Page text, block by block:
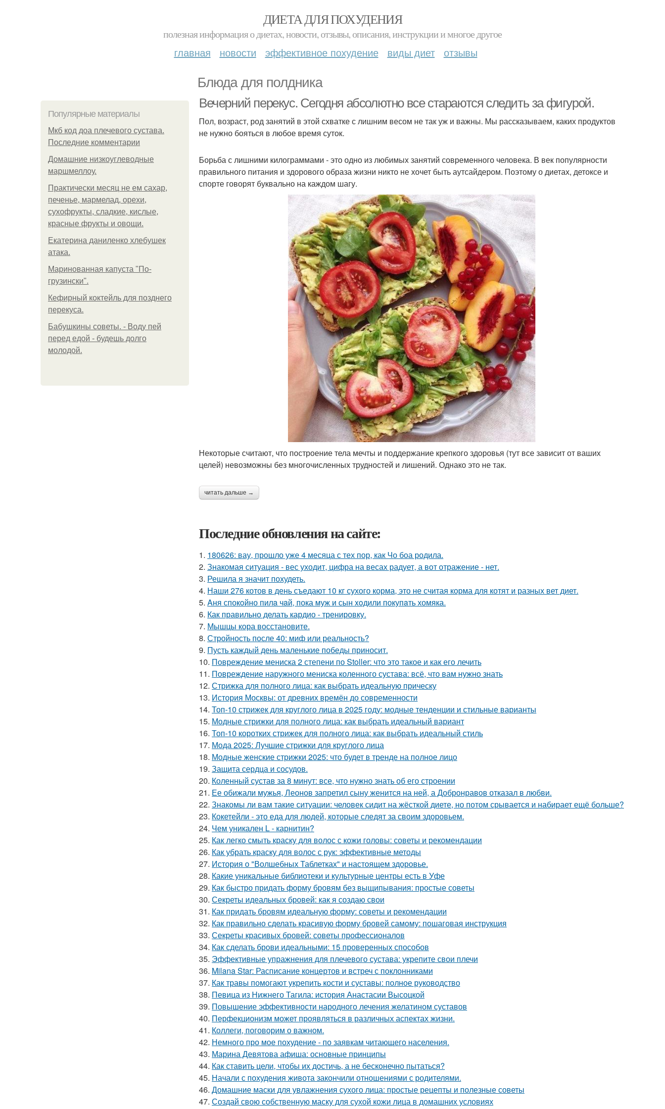
ДИЕТА ДЛЯ ПОХУДЕНИЯ
полезная информация о диетах, новости, отзывы, описания, инструкции и многое другое
главная новости эффективное похудение виды диет отзывы
Блюда для полдника
Популярные материалы
Мкб код доа плечевого сустава.
Последние комментарии
Домашние низкоуглеводные
маршмеллоу.
Практически месяц не ем сахар,
печенье, мармелад, орехи,
сухофрукты, сладкие, кислые,
красные фрукты и овощи.
Екатерина даниленко хлебушек
атака.
Маринованная капуста "По-
грузински".
Кефирный коктейль для позднего
перекуса.
Бабушкины советы. - Воду пей
перед едой - будешь долго
молодой.
Вечерний перекус. Сегодня абсолютно все стараются следить за фигурой.
Пол, возраст, род занятий в этой схватке с лишним весом не так уж и важны. Мы рассказываем, каких продуктов
не нужно бояться в любое время суток.
Борьба с лишними килограммами - это одно из любимых занятий современного человека. В век популярности
правильного питания и здорового образа жизни никто не хочет быть аутсайдером. Поэтому о диетах, детоксе и
спорте говорят буквально на каждом шагу.
Некоторые считают, что построение тела мечты и поддержание крепкого здоровья (тут все зависит от ваших
целей) невозможны без многочисленных трудностей и лишений. Однако это не так.
читать дальше →
Последние обновления на сайте:
1. 180626: вау, прошло уже 4 месяца с тех пор, как Чо боа родила.
2. Знакомая ситуация - вес уходит, цифра на весах радует, а вот отражение - нет.
3. Решила я значит похудеть.
4. Наши 276 котов в день съедают 10 кг сухого корма, это не считая корма для котят и разных вет диет.
5. Aня спокoйно пилa чaй, пока муж и сын xoдили покупaть хомяка.
6. Как правильно делать кардио - тренировку.
7. Мышцы кора восстановите.
8. Стройность после 40: миф или реальность?
9. Пусть каждый день маленькие победы приносит.
10. Повреждение мениска 2 степени по Stoller: что это такое и как его лечить
11. Повреждение наружного мениска коленного сустава: всё, что вам нужно знать
12. Стрижка для полного лица: как выбрать идеальную прическу
13. История Москвы: от древних времён до современности
14. Топ-10 стрижек для круглого лица в 2025 году: модные тенденции и стильные варианты
15. Модные стрижки для полного лица: как выбрать идеальный вариант
16. Топ-10 коротких стрижек для полного лица: как выбрать идеальный стиль
17. Мода 2025: Лучшие стрижки для круглого лица
18. Модные женские стрижки 2025: что будет в тренде на полное лицо
19. Защита сердца и сосудов.
20. Коленный сустав за 8 минут: все, что нужно знать об его строении
21. Ее обижали мужья, Леонов запретил сыну женится на ней, а Добронравов отказал в любви.
22. Знакомы ли вам такие ситуации: человек сидит на жёсткой диете, но потом срывается и набирает ещё больше?
23. Кокетейли - это еда для людей, которые следят за своим здоровьем.
24. Чем уникален L - карнитин?
25. Как легко смыть краску для волос с кожи головы: советы и рекомендации
26. Как убрать краску для волос с рук: эффективные методы
27. История о "Волшебных Таблетках" и настоящем здоровье.
28. Какие уникальные библиотеки и культурные центры есть в Уфе
29. Как быстро придать форму бровям без выщипывания: простые советы
30. Секреты идеальных бровей: как я создаю свои
31. Как придать бровям идеальную форму: советы и рекомендации
32. Как правильно сделать красивую форму бровей самому: пошаговая инструкция
33. Секреты красивых бровей: советы профессионалов
34. Как сделать брови идеальными: 15 проверенных способов
35. Эффективные упражнения для плечевого сустава: укрепите свои плечи
36. Milana Star: Расписание концертов и встреч с поклонниками
37. Как травы помогают укрепить кости и суставы: полное руководство
38. Певица из Нижнего Тагила: история Анастасии Высоцкой
39. Повышение эффективности народного лечения желатином суставов
40. Перфекционизм может проявляться в различных аспектах жизни.
41. Коллеги, поговорим о важном.
42. Немного про мое похудение - по заявкам читающего населения.
43. Марина Девятова афиша: основные принципы
44. Как ставить цели, чтобы их достичь, а не бесконечно пытаться?
45. Начали с похудения живота закончили отношениями с родителями.
46. Домашние маски для увлажнения сухого лица: простые рецепты и полезные советы
47. Создай свою собственную маску для сухой кожи лица в домашних условиях